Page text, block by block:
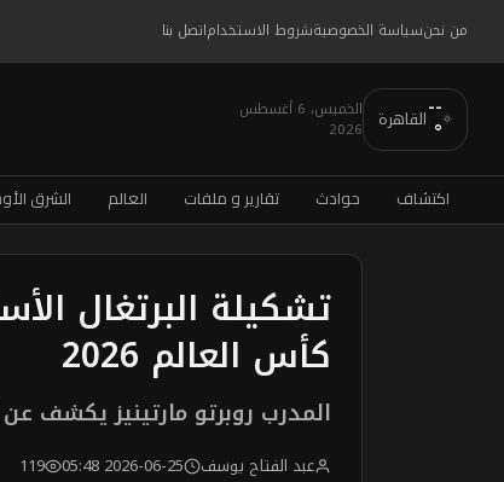
من نحنسياسة الخصوصيةشروط الاستخداماتصل بنا
--
° القاهرة الخميس، 6 أغسطس
2026
اكتشاف حوادث تقارير و ملفات العالم الشرق
تشكيلة البرتغال
كأس العالم 2026
المدرب روبرتو مارتينيز يكشف
عبد الفتاح يوسف 2026-06-25 05:48
119